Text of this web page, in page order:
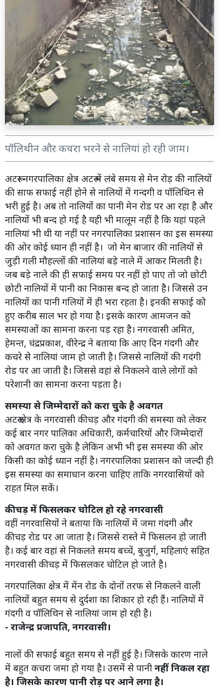
पॉलिथीन और कचरा भरने से नालियां हो रही जाम।
अटरू। नगरपालिका क्षेत्र अटरू में लंबे समय से मेन रोड़ की नालियों
की साफ सफाई नहीं होने से नालियों में गन्दगी व पॉलिथिन से
भरी हुई है। अब तो नालियों का पानी मेन रोड पर आ रहा है और
नालियों भी बन्द हो गई है यही भी मालूम नहीं है कि यहां पहले
नालियां भी थी या नहीं पर नगरपालिका प्रशासन का इस समस्या
की ओर कोई ध्यान ही नहीं है। जो मेन बाजार की नालियों से
जुड़ी गली मौहल्लों की नालियां बड़े नाले में आकर मिलती है।
जब बड़े नाले की ही सफाई समय पर नहीं हो पाए तो जो छोटी
छोटी नालियों में पानी का निकास बन्द हो जाता है। जिससे उन
नालियों का पानी गलियों में ही भरा रहता है। इनकी सफाई को
हुए करीब साल भर हो गया है। इसके कारण आमजन को
समस्याओं का सामना करना पड़ रहा है। नगरवासी अमित,
हेमन्त, चंद्रप्रकाश, वीरेन्द्र ने बताया कि आए दिन गंदगी और
कचरे से नालियां जाम हो जाती है। जिससे नालियों की गदंगी
रोड पर आ जाती है। जिससे वहां से निकलने वाले लोगों को
परेशानी का सामना करना पड़ता है।
समस्या से जिम्मेदारों को करा चुके है अवगत
अटरू क्षेत्र के नगरवासी कीचड़ और गंदगी की समस्या को लेकर
कई बार नगर पालिका अधिकारी, कर्मचारियों और जिम्मेदारों
को अवगत करा चुके है लेकिन अभी भी इस समस्या की ओर
किसी का कोई ध्यान नहीं है। नगरपालिका प्रशासन को जल्दी ही
इस समस्या का समाधान करना चाहिए ताकि नगरवासियों को
राहत मिल सकें।
कीचड़ में फिसलकर चोटिल हो रहे नगरवासी
वहीं नगरवासियों ने बताया कि नालियों में जमा गंदगी और
कीचड़ रोड पर आ जाता है। जिससे रास्ते में फिसलन हो जाती
है। कई बार वहां से निकलते समय बच्चें, बुजुर्ग, महिलाएं सहित
नगरवासी कीचड़ में फिसलकर चोटिल हो जाते है।
नगरपालिका क्षेत्र में मेंन रोड के दोनों तरफ से निकलने वाली
नालियों बहुत समय से दुर्दशा का शिकार हो रही हैं। नालियों में
गंदगी व पॉलिथिन से नालियां जाम हो रही है।
- राजेन्द्र प्रजापति, नगरवासी।
नालों की सफाई बहुत समय से नहीं हुई है। जिसके कारण नाले
में बहुत कचरा जमा हो गया है। उसमें से पानीनहीं निकल रहा
है। जिसके कारण पानी रोड़ पर आने लगा है।